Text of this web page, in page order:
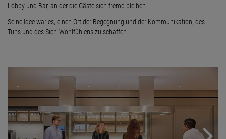
Lobby und Bar, an der die Gäste sich fremd bleiben.
Seine Idee war es, einen Ort der Begegnung und der Kommunikation, des
Tuns und des Sich-Wohlfühlens zu schaffen.